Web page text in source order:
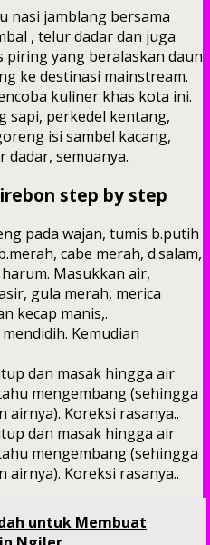
nasi jamblang bersama
, telur dadar dan juga
piring yang beralaskan daun
ke destinasi mainstream.
kuliner khas kota ini.
sapi, perkedel kentang,
isi sambel kacang,
dadar, semuanya.
step by step
pada wajan, tumis b.putih
cabe merah, d.salam,
Masukkan air,
gula merah, merica
kecap manis,.
Kemudian
dan masak hingga air
mengembang (sehingga
airnya). Koreksi rasanya..
dan masak hingga air
mengembang (sehingga
airnya). Koreksi rasanya..
untuk Membuat